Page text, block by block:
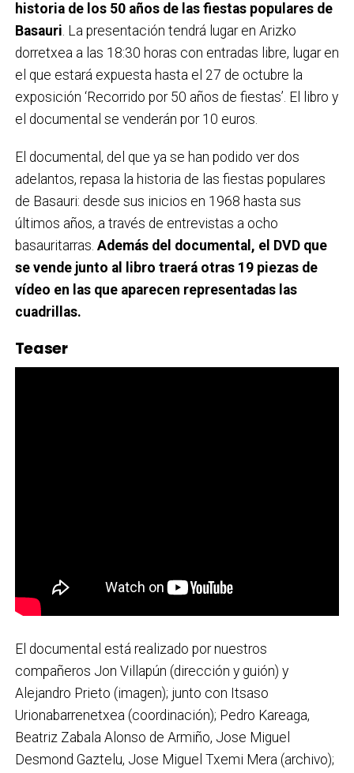
historia de los 50 años de las fiestas populares de
Basauri. La presentación tendrá lugar en Arizko
dorretxea a las 18:30 horas con entradas libre, lugar en
el que estará expuesta hasta el 27 de octubre la
exposición ‘Recorrido por 50 años de fiestas’. El libro y
el documental se venderán por 10 euros.
El documental, del que ya se han podido ver dos
adelantos, repasa la historia de las fiestas populares
de Basauri: desde sus inicios en 1968 hasta sus
últimos años, a través de entrevistas a ocho
basauritarras. Además del documental, el DVD que
se vende junto al libro traerá otras 19 piezas de
vídeo en las que aparecen representadas las
cuadrillas.
Teaser
El documental está realizado por nuestros
compañeros Jon Villapún (dirección y guión) y
Alejandro Prieto (imagen); junto con Itsaso
Urionabarrenetxea (coordinación); Pedro Kareaga,
Beatriz Zabala Alonso de Armiño, Jose Miguel
Desmond Gaztelu, Jose Miguel Txemi Mera (archivo);